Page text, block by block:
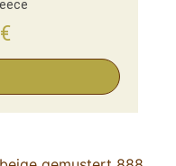
€